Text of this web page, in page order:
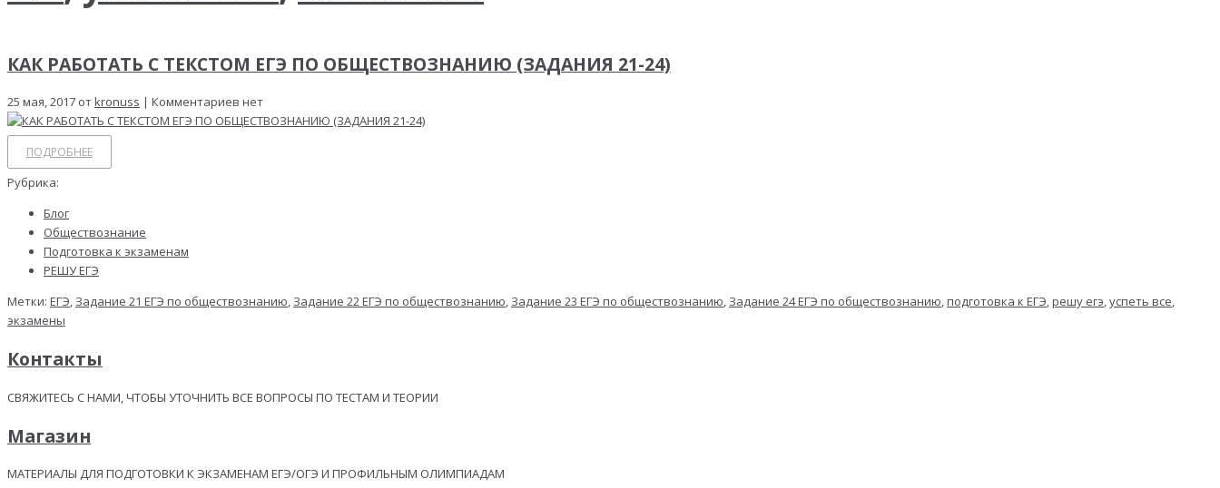
КАК РАБОТАТЬ С ТЕКСТОМ ЕГЭ ПО ОБЩЕСТВОЗНАНИЮ (ЗАДАНИЯ 21-24)
25 мая, 2017 отkronuss | Комментариев нет
ПОДРОБНЕЕ
Рубрика:
Блог
Обществознание
Подготовка к экзаменам
РЕШУ ЕГЭ
Метки: ЕГЭ, Задание 21 ЕГЭ по обществознанию, Задание 22 ЕГЭ по обществознанию, Задание 23 ЕГЭ по обществознанию, Задание 24 ЕГЭ по обществознанию,подготовка к ЕГЭ,решу егэ,успеть все,
экзамены
Контакты
СВЯЖИТЕСЬ С НАМИ, ЧТОБЫ УТОЧНИТЬ ВСЕ ВОПРОСЫ ПО ТЕСТАМ И ТЕОРИИ
Магазин
МАТЕРИАЛЫ ДЛЯ ПОДГОТОВКИ К ЭКЗАМЕНАМ ЕГЭ/ОГЭ И ПРОФИЛЬНЫМ ОЛИМПИАДАМ